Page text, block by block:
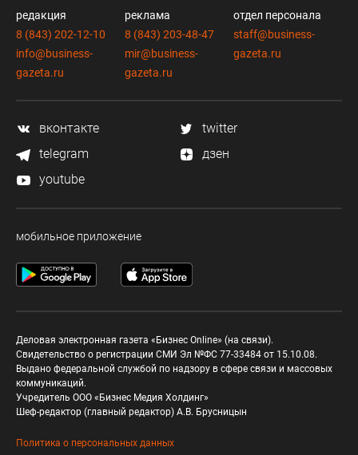
редакция
8 (843) 202-12-10
info@business-
gazeta.ru
реклама
8 (843) 203-48-47
mir@business-
gazeta.ru
отдел персонала
staff@business-
gazeta.ru
вконтакте
twitter
telegram
дзен
youtube
мобильное приложение
Деловая электронная газета «Бизнес Online» (на связи).
Свидетельство о регистрации СМИ Эл №ФС 77-33484 от 15.10.08.
Выдано федеральной службой по надзору в сфере связи и массовых
коммуникаций.
Учредитель ООО «Бизнес Медия Холдинг»
Шеф-редактор (главный редактор) А.В. Брусницын
Политика о персональных данных